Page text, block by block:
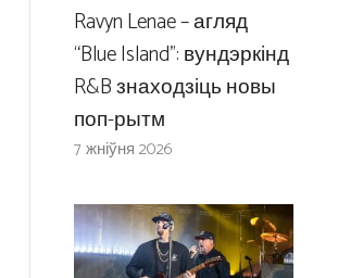
Ravyn Lenae – агляд
“Blue Island”: вундэркінд
R&B знаходзіць новы
поп-рытм
7 жніўня 2026